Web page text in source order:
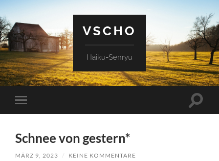
VSCHO
Haiku-Senryu
Mobile-
Menü
Schnee von gestern*
MÄRZ 9, 2023 / KEINE KOMMENTARE